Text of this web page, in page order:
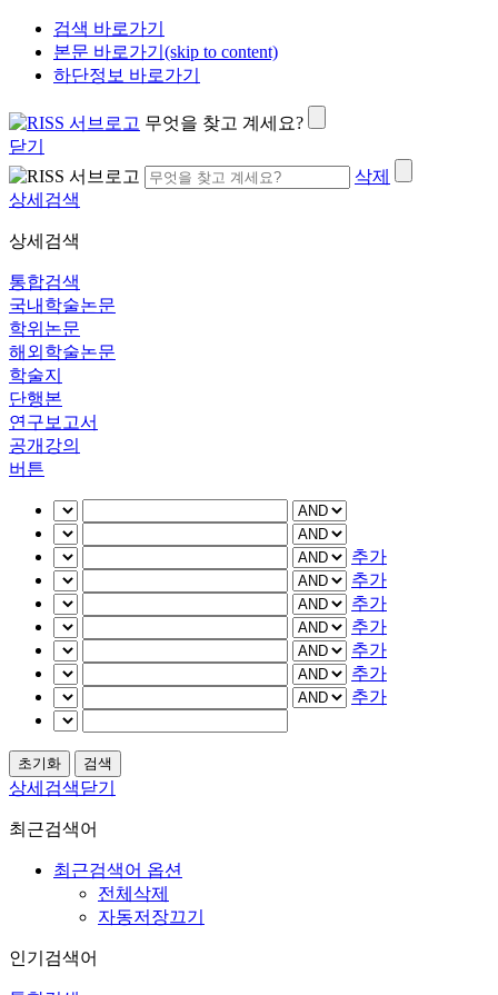
검색 바로가기
본문 바로가기(skip to content)
하단정보 바로가기
무엇을 찾고 계세요?
닫기
삭제
상세검색
상세검색
통합검색
국내학술논문
학위논문
해외학술논문
학술지
단행본
연구보고서
공개강의
버튼
추가
추가
추가
추가
추가
추가
추가
상세검색닫기
최근검색어
최근검색어 옵션
전체삭제
자동저장끄기
인기검색어